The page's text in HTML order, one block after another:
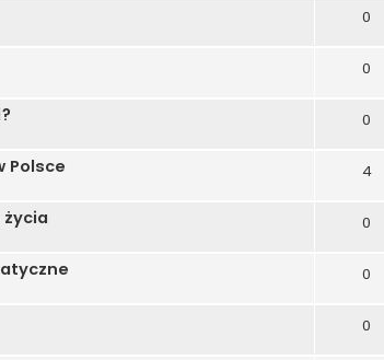
0
0
0
Polsce 4
0
0
0